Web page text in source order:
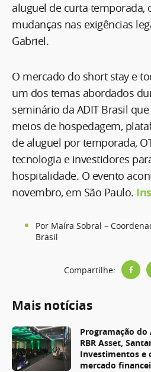
aluguel de curta temporada,
mudanças nas exigências
Gabriel.
O mercado do short stay e
um dos temas abordados
seminário da ADIT Brasil
meios de hospedagem,
de aluguel por temporada,
tecnologia e investidores
hospitalidade. O evento
novembro, em São Paulo.
Por Maíra Sobral –
Brasil
Compartilhe:
Mais notícias
Programação do
RBR Asset,
Investimentos e
mercado